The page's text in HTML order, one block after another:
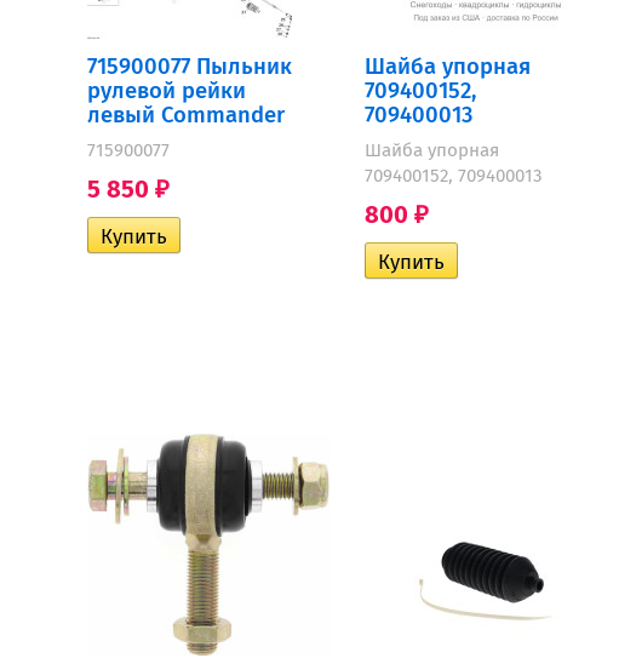
715900077 Пыльник
рулевой рейки
левый Commander
715900077
5 850 ₽
Шайба упорная
709400152,
709400013
Шайба упорная
709400152, 709400013
800 ₽